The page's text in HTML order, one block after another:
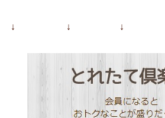
↓ ↓ ↓